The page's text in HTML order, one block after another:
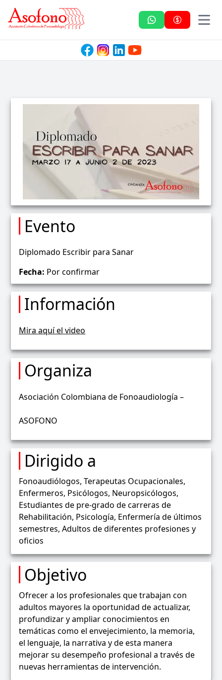
Asofono
Evento
Diplomado Escribir para Sanar
Fecha: Por confirmar
Información
Mira aquí el video
Organiza
Asociación Colombiana de Fonoaudiología –
ASOFONO
Dirigido a
Fonoaudiólogos, Terapeutas Ocupacionales,
Enfermeros, Psicólogos, Neuropsicólogos,
Estudiantes de pre-grado de carreras de
Rehabilitación, Psicología, Enfermería de últimos
semestres, Adultos de diferentes profesiones y
oficios
Objetivo
Ofrecer a los profesionales que trabajan con
adultos mayores la oportunidad de actualizar,
profundizar y ampliar conocimientos en
temáticas como el envejecimiento, la memoria,
el lenguaje, la narrativa y de esta manera
mejorar su desempeño profesional a través de
nuevas herramientas de intervención.